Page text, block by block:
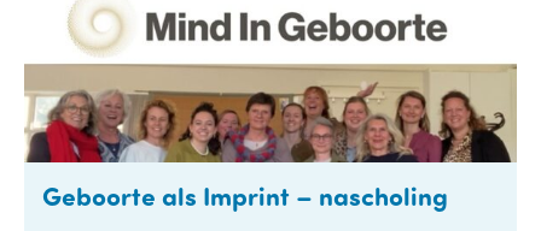
Geboorte als Imprint – nascholing